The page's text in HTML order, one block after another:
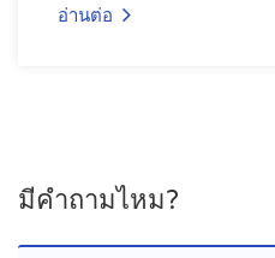
อ่านต่อ
มีคำถามไหม?